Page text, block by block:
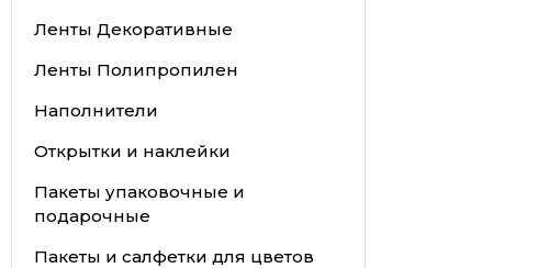
Ленты Декоративные
Ленты Полипропилен
Наполнители
Открытки и наклейки
Пакеты упаковочные и
подарочные
Пакеты и салфетки для цветов